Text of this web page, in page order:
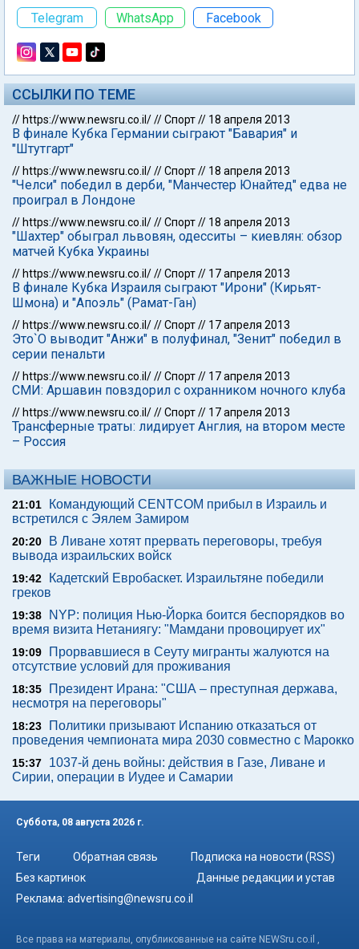
Telegram
WhatsApp Facebook
ССЫЛКИ ПО ТЕМЕ
// https://www.newsru.co.il///Спорт// 18 апреля 2013
В финале Кубка Германии сыграют "Бавария" и
"Штутгарт"
// https://www.newsru.co.il///Спорт// 18 апреля 2013
"Челси" победил в дерби, "Манчестер Юнайтед" едва не
проиграл в Лондоне
// https://www.newsru.co.il///Спорт// 18 апреля 2013
"Шахтер" обыграл львовян, одесситы – киевлян: обзор
матчей Кубка Украины
// https://www.newsru.co.il///Спорт// 17 апреля 2013
В финале Кубка Израиля сыграют "Ирони" (Кирьят-
Шмона) и "Апоэль" (Рамат-Ган)
// https://www.newsru.co.il///Спорт// 17 апреля 2013
Это`О выводит "Анжи" в полуфинал, "Зенит" победил в
серии пенальти
// https://www.newsru.co.il///Спорт// 17 апреля 2013
СМИ: Аршавин повздорил с охранником ночного клуба
// https://www.newsru.co.il///Спорт// 17 апреля 2013
Трансферные траты: лидирует Англия, на втором месте
– Россия
ВАЖНЫЕ НОВОСТИ
21:01
Командующий CENTCOM прибыл в Израиль и
встретился с Эялем Замиром
20:20
В Ливане хотят прервать переговоры, требуя
вывода израильских войск
19:42
Кадетский Евробаскет. Израильтяне победили
греков
19:38
NYP: полиция Нью-Йорка боится беспорядков во
время визита Нетаниягу: "Мамдани провоцирует их"
19:09
Прорвавшиеся в Сеуту мигранты жалуются на
отсутствие условий для проживания
18:35
Президент Ирана: "США – преступная держава,
несмотря на переговоры"
18:23
Политики призывают Испанию отказаться от
проведения чемпионата мира 2030 совместно с Марокко
15:37
1037-й день войны: действия в Газе, Ливане и
Сирии, операции в Иудее и Самарии
Суббота, 08 августа 2026 г.
Теги Обратная связь
Подписка на новости (RSS)
Без картинок
Данные редакции и устав
Реклама: advertising@newsru.co.il
Все права на материалы, опубликованные на сайте NEWSru.co.il ,